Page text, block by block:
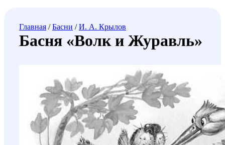
Главная /Басни /И. А. Крылов
Басня «Волк и Журавль»